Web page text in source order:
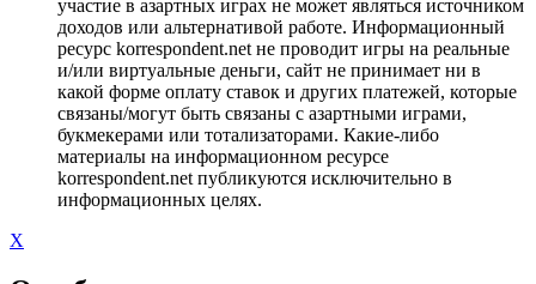
участие в азартных играх не может являться источником
доходов или альтернативой работе. Информационный
ресурс korrespondent.net не проводит игры на реальные
и/или виртуальные деньги, сайт не принимает ни в
какой форме оплату ставок и других платежей, которые
связаны/могут быть связаны с азартными играми,
букмекерами или тотализаторами. Какие-либо
материалы на информационном ресурсе
korrespondent.net публикуются исключительно в
информационных целях.
X